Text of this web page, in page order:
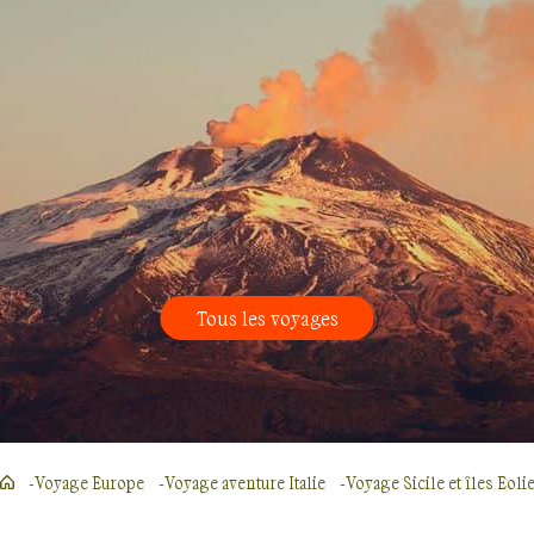
Tous les voyages
Voyage Europe Voyage aventure Italie Voyage Sicile et îles